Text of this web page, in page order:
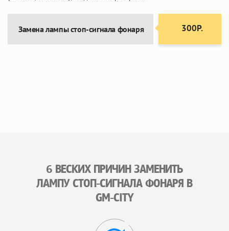
Замена лампы стоп-сигнала фонаря 300Р.
6 ВЕСКИХ ПРИЧИН ЗАМЕНИТЬ
ЛАМПУ СТОП-СИГНАЛА ФОНАРЯ В
GM-CITY